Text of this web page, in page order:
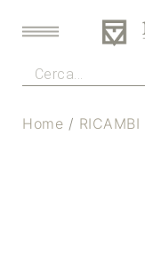
Home / RICAMBI